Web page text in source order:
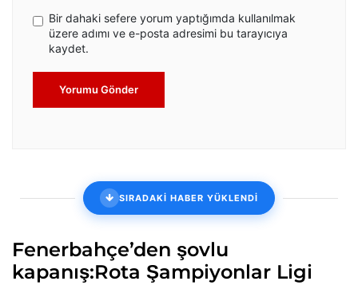
Bir dahaki sefere yorum yaptığımda kullanılmak
üzere adımı ve e-posta adresimi bu tarayıcıya
kaydet.
Yorumu Gönder
SIRADAKİ HABER YÜKLENDİ
Fenerbahçe’den şovlu
kapanış:Rota Şampiyonlar Ligi